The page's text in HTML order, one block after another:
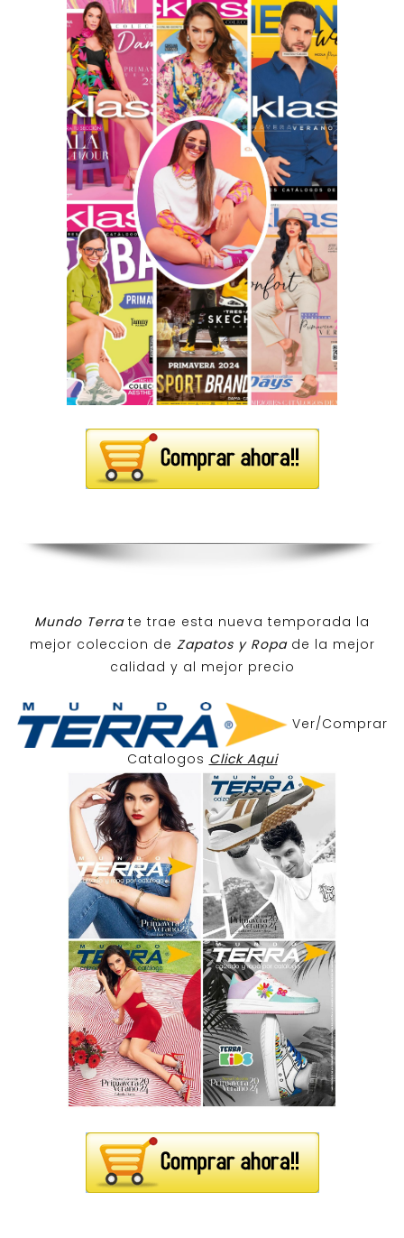
Mundo Terra te trae esta nueva temporada la
mejor coleccion de Zapatos y Ropa de la mejor
calidad y al mejor precio
Ver/Comprar
Catalogos Click Aqui